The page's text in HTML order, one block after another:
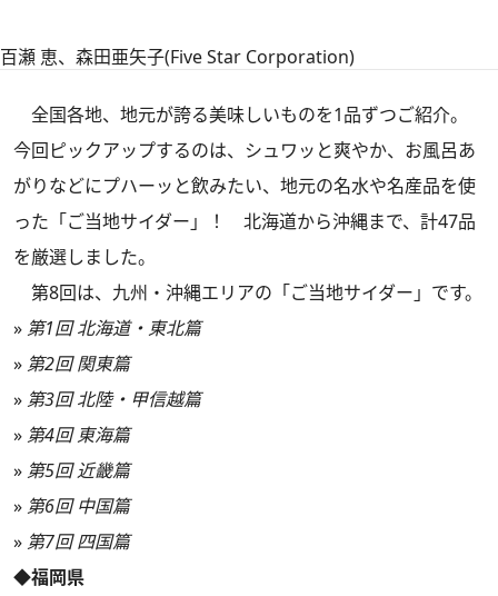
百瀬 恵、森田亜矢子(Five Star Corporation)
全国各地、地元が誇る美味しいものを1品ずつご紹介。
今回ピックアップするのは、シュワッと爽やか、お風呂あ
がりなどにプハーッと飲みたい、地元の名水や名産品を使
った「ご当地サイダー」！ 北海道から沖縄まで、計47品
を厳選しました。
第8回は、九州・沖縄エリアの「ご当地サイダー」です。
» 第1回 北海道・東北篇
» 第2回 関東篇
» 第3回 北陸・甲信越篇
» 第4回 東海篇
» 第5回 近畿篇
» 第6回 中国篇
» 第7回 四国篇
◆福岡県